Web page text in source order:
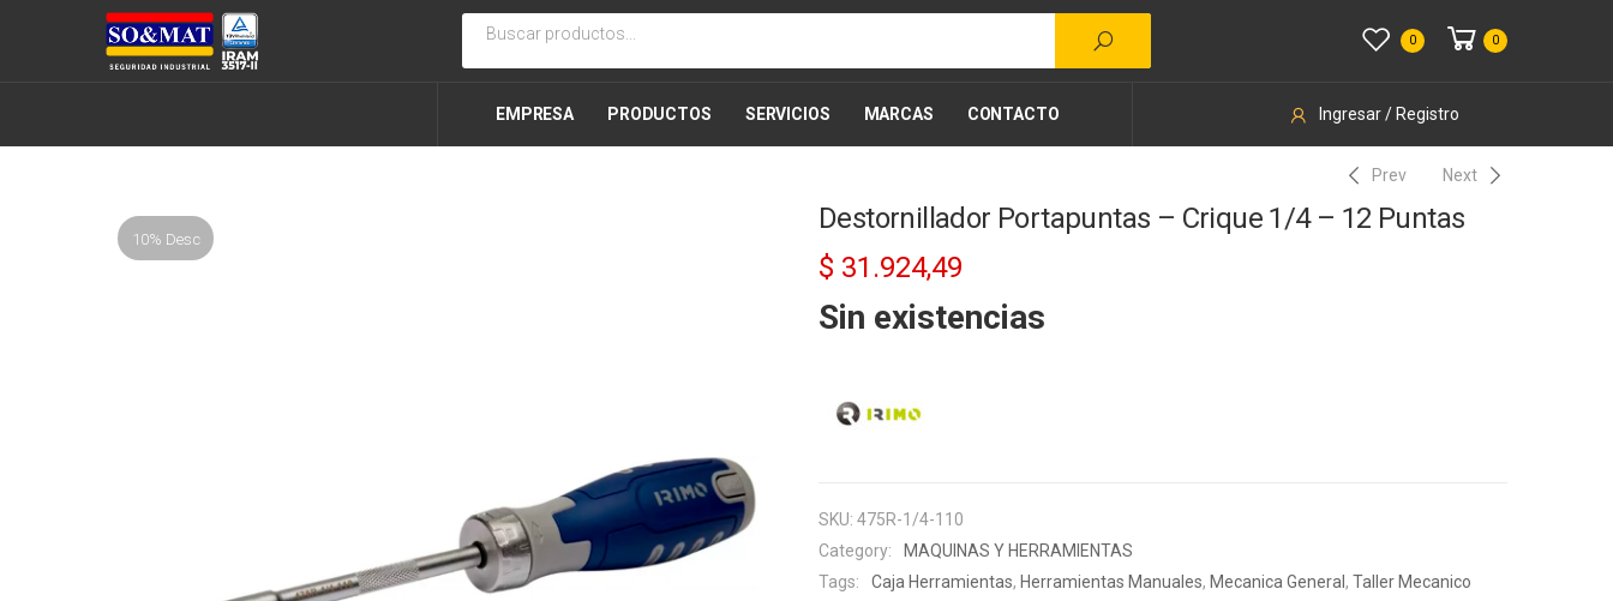
0 0
EMPRESA PRODUCTOS SERVICIOS MARCAS CONTACTO Ingresar / Registro
Prev Next
10% Desc
Destornillador Portapuntas – Crique 1/4 – 12 Puntas
$ 31.924,49
Sin existencias
SKU: 475R-1/4-110
Category:
MAQUINAS Y HERRAMIENTAS
Tags:
Caja Herramientas, Herramientas Manuales, Mecanica General , Taller Mecanico